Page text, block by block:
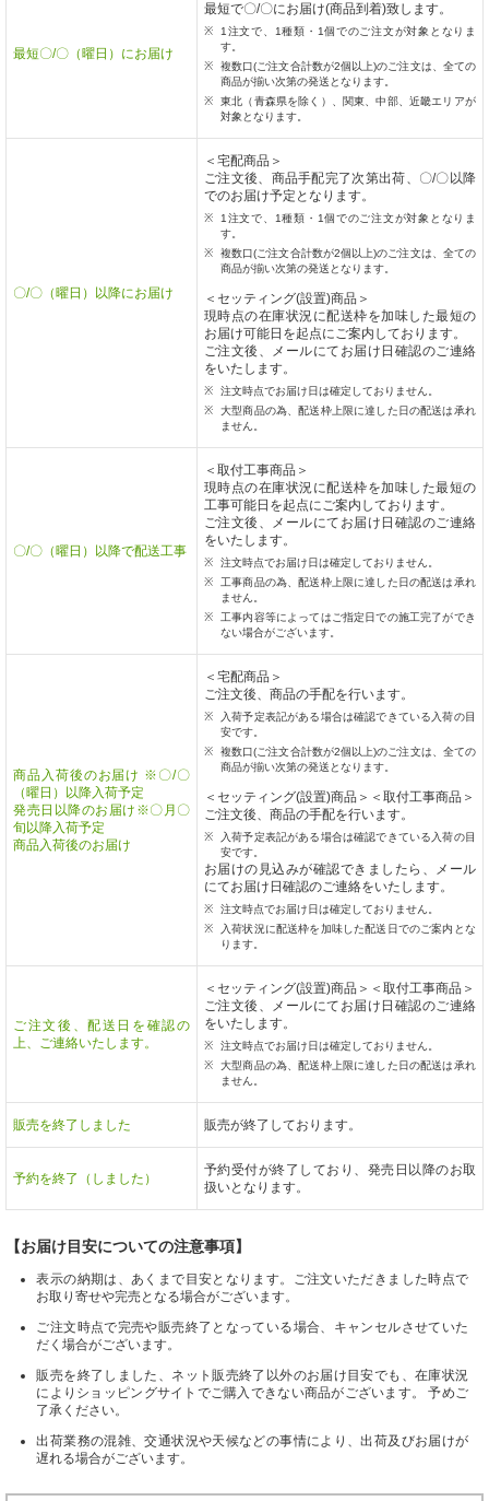
最短〇/〇（曜日）にお届け
最短で〇/〇にお届け(商品到着)致します。
1注文で、1種類・1個でのご注文が対象となりま
す。
複数口(ご注文合計数が2個以上)のご注文は、全ての
商品が揃い次第の発送となります。
東北（青森県を除く）、関東、中部、近畿エリアが
対象となります。
〇/〇（曜日）以降にお届け
＜宅配商品＞
ご注文後、商品手配完了次第出荷、〇/〇以降
でのお届け予定となります。
1注文で、1種類・1個でのご注文が対象となりま
す。
複数口(ご注文合計数が2個以上)のご注文は、全ての
商品が揃い次第の発送となります。
＜セッティング(設置)商品＞
現時点の在庫状況に配送枠を加味した最短の
お届け可能日を起点にご案内しております。
ご注文後、メールにてお届け日確認のご連絡
をいたします。
注文時点でお届け日は確定しておりません。
大型商品の為、配送枠上限に達した日の配送は承れ
ません。
〇/〇（曜日）以降で配送工事
＜取付工事商品＞
現時点の在庫状況に配送枠を加味した最短の
工事可能日を起点にご案内しております。
ご注文後、メールにてお届け日確認のご連絡
をいたします。
注文時点でお届け日は確定しておりません。
工事商品の為、配送枠上限に達した日の配送は承れ
ません。
工事内容等によってはご指定日での施工完了ができ
ない場合がございます。
商品入荷後のお届け ※〇/〇
（曜日）以降入荷予定
発売日以降のお届け※〇月〇
旬以降入荷予定
商品入荷後のお届け
＜宅配商品＞
ご注文後、商品の手配を行います。
入荷予定表記がある場合は確認できている入荷の目
安です。
複数口(ご注文合計数が2個以上)のご注文は、全ての
商品が揃い次第の発送となります。
＜セッティング(設置)商品＞＜取付工事商品＞
ご注文後、商品の手配を行います。
入荷予定表記がある場合は確認できている入荷の目
安です。
お届けの見込みが確認できましたら、メール
にてお届け日確認のご連絡をいたします。
注文時点でお届け日は確定しておりません。
入荷状況に配送枠を加味した配送日でのご案内とな
ります。
ご注文後、配送日を確認の
上、ご連絡いたします。
＜セッティング(設置)商品＞＜取付工事商品＞
ご注文後、メールにてお届け日確認のご連絡
をいたします。
注文時点でお届け日は確定しておりません。
大型商品の為、配送枠上限に達した日の配送は承れ
ません。
販売を終了しました 販売が終了しております。
予約を終了（しました）
予約受付が終了しており、発売日以降のお取
扱いとなります。
【お届け目安についての注意事項】
表示の納期は、あくまで目安となります。ご注文いただきました時点で
お取り寄せや完売となる場合がございます。
ご注文時点で完売や販売終了となっている場合、キャンセルさせていた
だく場合がございます。
販売を終了しました、ネット販売終了以外のお届け目安でも、在庫状況
によりショッピングサイトでご購入できない商品がございます。 予めご
了承ください。
出荷業務の混雑、交通状況や天候などの事情により、出荷及びお届けが
遅れる場合がございます。